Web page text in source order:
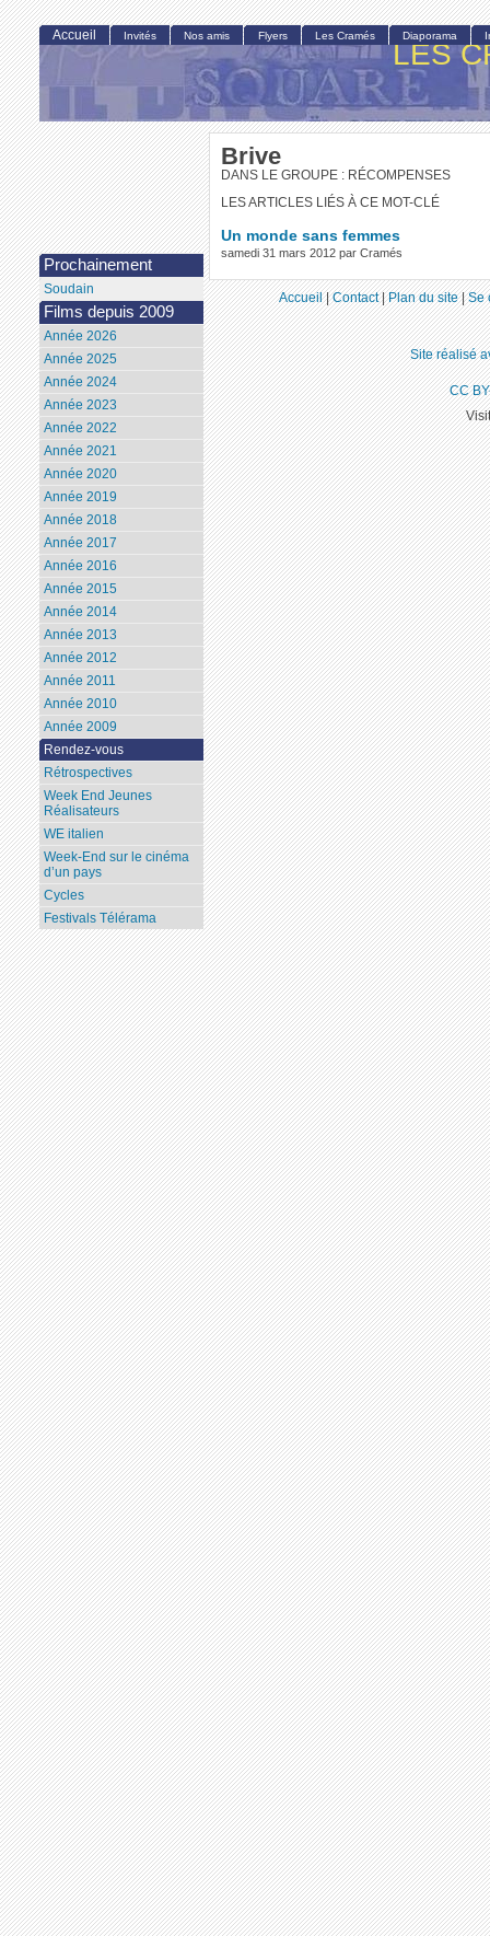
LES
Brive
DANS LE GROUPE : RÉCOMPENSES
LES ARTICLES LIÉS À CE MOT-CLÉ
Un monde sans femmes
samedi 31 mars 2012 par Cramés
Accueil Invités Nos amis Flyers Les Cramés Diaporama
Prochainement
Soudain
Films depuis 2009
Année 2026
Année 2025
Année 2024
Année 2023
Année 2022
Année 2021
Année 2020
Année 2019
Année 2018
Année 2017
Année 2016
Année 2015
Année 2014
Année 2013
Année 2012
Année 2011
Année 2010
Année 2009
Rendez-vous
Rétrospectives
Week End Jeunes
Réalisateurs
WE italien
Week-End sur le cinéma
d’un pays
Cycles
Festivals Télérama
Accueil|Contact|Plan du site|Se
Site réalisé
CC